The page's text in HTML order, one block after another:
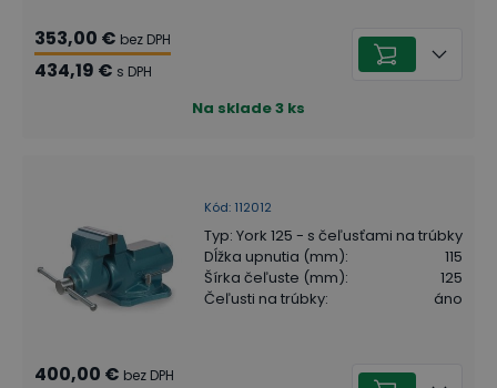
353,00 € bez DPH
434,19 € s DPH
Na sklade3 ks
Kód: 112012
Typ: York 125 - s čeľusťami na trúbky
Dĺžka upnutia (mm):
115
Šírka čeľuste (mm):
125
Čeľusti na trúbky: áno
400,00 € bez DPH